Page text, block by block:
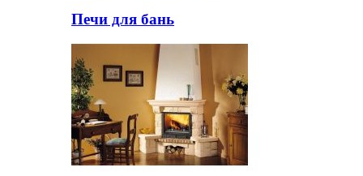
Печи для бань